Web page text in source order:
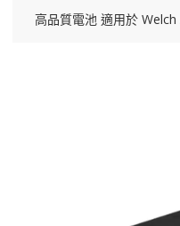
高品質電池 適用於